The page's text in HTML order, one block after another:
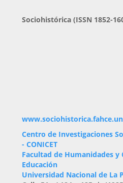
Sociohistórica (ISSN 1852-
Centro de Investigaciones
- CONICET
Facultad de Humanidades y
Educación
Universidad Nacional de La